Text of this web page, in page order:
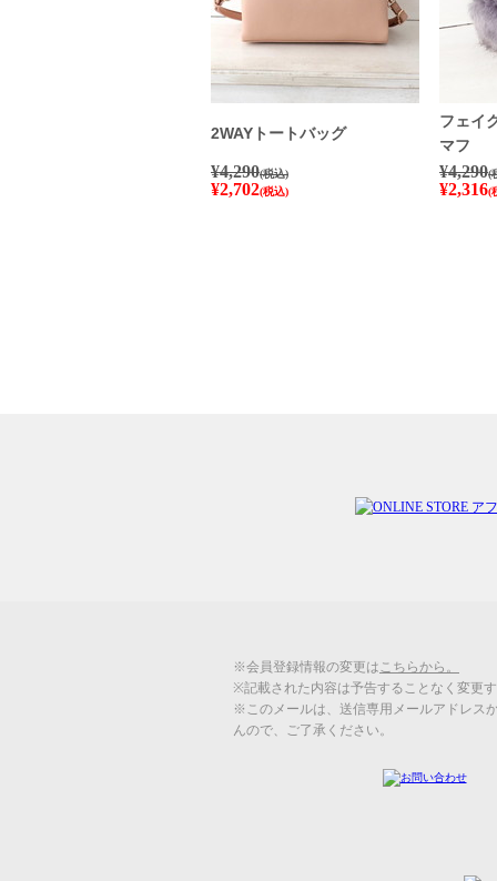
2WAYトートバッグ
フェイ
マフ
¥4,290(税込)
¥2,702(税込)
¥4,290(
¥2,316(
※会員登録情報の変更はこちらから。
※記載された内容は予告することなく変更
※このメールは、送信専用メールアドレス
んので、ご了承ください。